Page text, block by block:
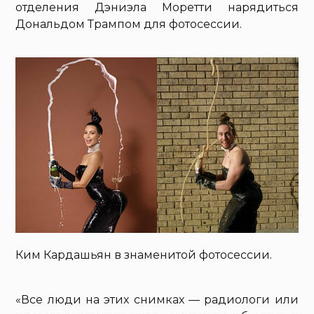
отделения Дэниэла Моретти нарядиться
Дональдом Трампом для фотосессии.
Ким Кардашьян в знаменитой фотосессии.
«Все люди на этих снимках — радиологи или